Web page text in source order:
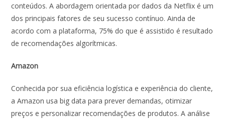
conteúdos. A abordagem orientada por dados da Netflix é um
dos principais fatores de seu sucesso contínuo. Ainda de
acordo com a plataforma, 75% do que é assistido é resultado
de recomendações algorítmicas.
Amazon
Conhecida por sua eficiência logística e experiência do cliente,
a Amazon usa big data para prever demandas, otimizar
preços e personalizar recomendações de produtos. A análise